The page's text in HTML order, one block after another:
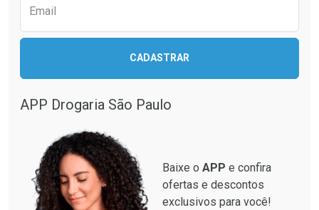
Comprar sem Desconto
Comprar sem Desconto
Comprar sem Desconto
Comprar sem Desconto
Email
CADASTRAR
APP Drogaria São Paulo
Baixe o APP e confira
ofertas e descontos
exclusivos para você!